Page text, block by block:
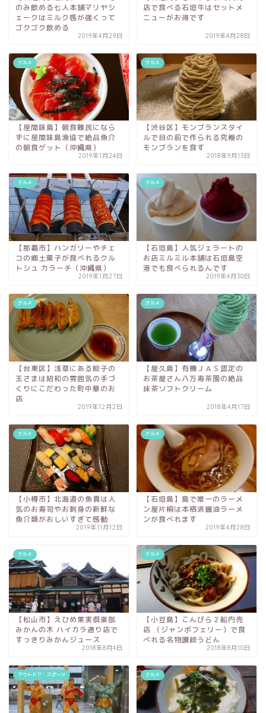
のみ飲める七人本舗マリヤシ
ェークはミルク感が強くって
ゴクゴク飲める
2019年4月29日
店で食べる石垣牛はセットメ
ニューがお得です
2019年4月28日
グルメ
【座間味島】朝食難民になら
ずに座間味島漁協で絶品魚介
の朝食ゲット（沖縄県）
2019年1月24日
グルメ
【渋谷区】モンブランスタイ
ルで目の前で作られる究極の
モンブランを食す
2018年9月13日
グルメ
【那覇市】ハンガリーやチェ
コの郷土菓子が食べれるクル
トシュ カラーチ（沖縄県）
2019年1月27日
グルメ
【石垣島】人気ジェラートの
お店ミルミル本舗は石垣島空
港でも食べられるんです
2019年4月30日
グルメ
【台東区】浅草にある餃子の
王さまは昭和の雰囲気の手づ
くりにこだわった町中華のお
店
2019年12月2日
グルメ
【屋久島】有機ＪＡＳ認定の
お茶屋さん八万寿茶園の絶品
抹茶ソフトクリーム
2018年4月17日
グルメ
【小樽市】北海道の魚真は人
気のお寿司やお刺身の新鮮な
魚介類がおしいすぎて感動
2019年11月12日
グルメ
【石垣島】島で唯一のラーメ
ン屋片桐は本格派醤油ラーメ
ンが食べれます
2019年4月28日
グルメ
【松山市】えひめ果実倶楽部
みかんの木 ハイカラ通り店で
すっきりみかんジュース
2018年8月4日
グルメ
【小豆島】こんぴら２船内売
店 （ジャンボフェリー）で食
べれる名物讃岐うどん
2018年8月10日
アウトドア・スポーツ グルメ